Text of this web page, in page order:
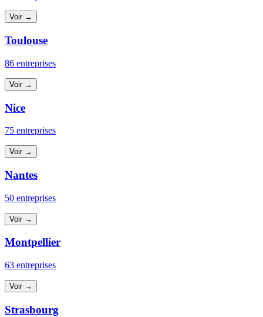
Voir →
Toulouse
86 entreprises
Voir →
Nice
75 entreprises
Voir →
Nantes
50 entreprises
Voir →
Montpellier
63 entreprises
Voir →
Strasbourg